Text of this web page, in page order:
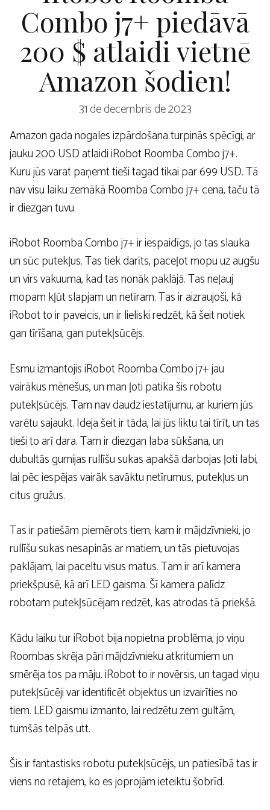
Combo j7+ piedāvā
200 $ atlaidi vietnē
Amazon šodien!
31 de decembris de 2023
Amazon gada nogales izpārdošana turpinās spēcīgi, ar
jauku 200 USD atlaidi iRobot Roomba Combo j7+.
Kuru jūs varat paņemt tieši tagad tikai par 699 USD. Tā
nav visu laiku zemākā Roomba Combo j7+ cena, taču tā
ir diezgan tuvu.
iRobot Roomba Combo j7+ ir iespaidīgs, jo tas slauka
un sūc putekļus. Tas tiek darīts, paceļot mopu uz augšu
un virs vakuuma, kad tas nonāk paklājā. Tas neļauj
mopam kļūt slapjam un netīram. Tas ir aizraujoši, kā
iRobot to ir paveicis, un ir lieliski redzēt, kā šeit notiek
gan tīrīšana, gan putekļsūcējs.
Esmu izmantojis iRobot Roomba Combo j7+ jau
vairākus mēnešus, un man ļoti patika šis robotu
putekļsūcējs. Tam nav daudz iestatījumu, ar kuriem jūs
varētu sajaukt. Ideja šeit ir tāda, lai jūs liktu tai tīrīt, un tas
tieši to arī dara. Tam ir diezgan laba sūkšana, un
dubultās gumijas rullīšu sukas apakšā darbojas ļoti labi,
lai pēc iespējas vairāk savāktu netīrumus, putekļus un
citus gružus.
Tas ir patiešām piemērots tiem, kam ir mājdzīvnieki, jo
rullīšu sukas nesapinās ar matiem, un tās pietuvojas
paklājam, lai paceltu visus matus. Tam ir arī kamera
priekšpusē, kā arī LED gaisma. Šī kamera palīdz
robotam putekļsūcējam redzēt, kas atrodas tā priekšā.
Kādu laiku tur iRobot bija nopietna problēma, jo viņu
Roombas skrēja pāri mājdzīvnieku atkritumiem un
smērēja tos pa māju. iRobot to ir novērsis, un tagad viņu
putekļsūcēji var identificēt objektus un izvairīties no
tiem. LED gaismu izmanto, lai redzētu zem gultām,
tumšās telpās utt.
Šis ir fantastisks robotu putekļsūcējs, un patiesībā tas ir
viens no retajiem, ko es joprojām ieteiktu šobrīd.